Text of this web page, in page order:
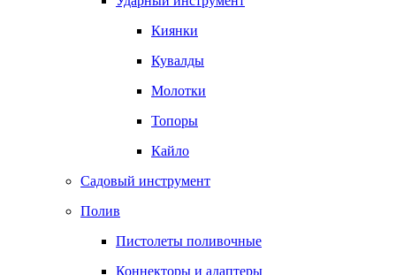
Киянки
Кувалды
Молотки
Топоры
Кайло
Садовый инструмент
Полив
Пистолеты поливочные
Коннекторы и адаптеры